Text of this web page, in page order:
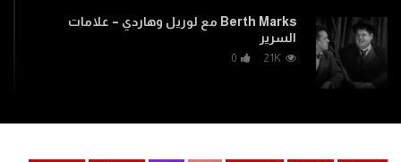
Berth Marks مع لوريل وهاردي – علامات
السرير
2.1K
0
الطيارون المبتدئون (1939)